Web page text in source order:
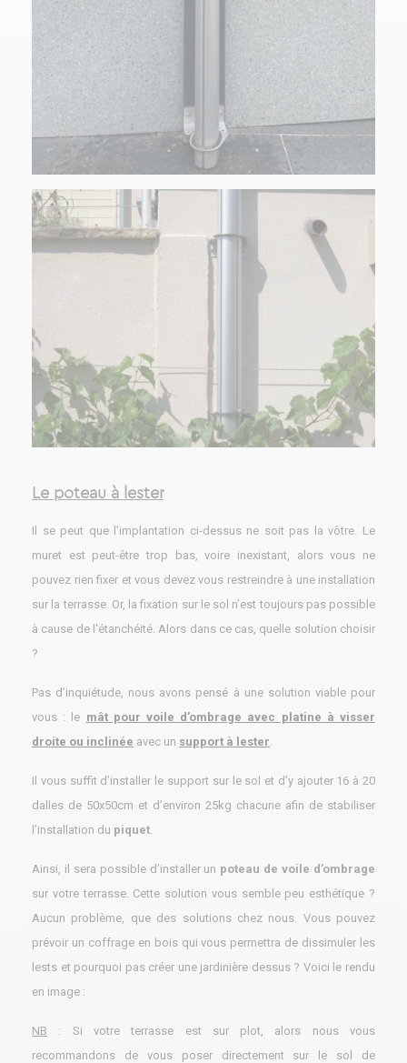
Le poteau à lester
Il se peut que l’implantation ci-dessus ne soit pas la vôtre. Le
muret est peut-être trop bas, voire inexistant, alors vous ne
pouvez rien fixer et vous devez vous restreindre à une installation
sur la terrasse. Or, la fixation sur le sol n’est toujours pas possible
à cause de l'étanchéité. Alors dans ce cas, quelle solution choisir
?
Pas d’inquiétude, nous avons pensé à une solution viable pour
vous : le mât pour voile d’ombrage avec platine à visser
droite ou inclinée avec un support à lester
Il vous suffit d’installer le support sur le sol et d’y ajouter 16 à 20
dalles de 50x50cm et d’environ 25kg chacune afin de stabiliser
l’installation du piquet
Ainsi, il sera possible d’installer un poteau de voile d’ombrage
sur votre terrasse. Cette solution vous semble peu esthétique ?
Aucun problème, que des solutions chez nous. Vous pouvez
prévoir un coffrage en bois qui vous permettra de dissimuler les
lests et pourquoi pas créer une jardinière dessus ? Voici le rendu
en image :
NB : Si votre terrasse est sur plot, alors nous vous
recommandons de vous poser directement sur le sol de